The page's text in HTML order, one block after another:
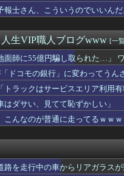
のエラーをイジりまくるほどの
韓国化した結果をご覧ください
前はヒーローズで終わってたの
ベント「シンクロする夏のスパ
回戦】スタメン・打順速報｜試
のキャリアで騎乗した名馬5頭
SERIES J...
殺映像が公開される。当然の
「一度核が使われれば、“使っ
仕事したい窓際族とかも憧れる
上げ前年比「3割減」は何が原
な党名は「いのちの党」 略称は
呼んで後押しした」1910年のア
詰に「難易度が最上級」
ックのバイトに応募するも書類
報士さん、こういうのでいいん
生VIP職人ブログwww [一
面師に55億円騙し取られた…」
「ドコモの銀行」に変わってう
トラックはサービスエリア利用
はダサい、見てて恥ずかしい」
こんなのが普通に走ってるｗｗ
路を走行中の車からリアガラス